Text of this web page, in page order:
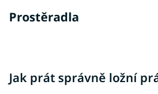
Prostěradla
Jak prát správně ložní